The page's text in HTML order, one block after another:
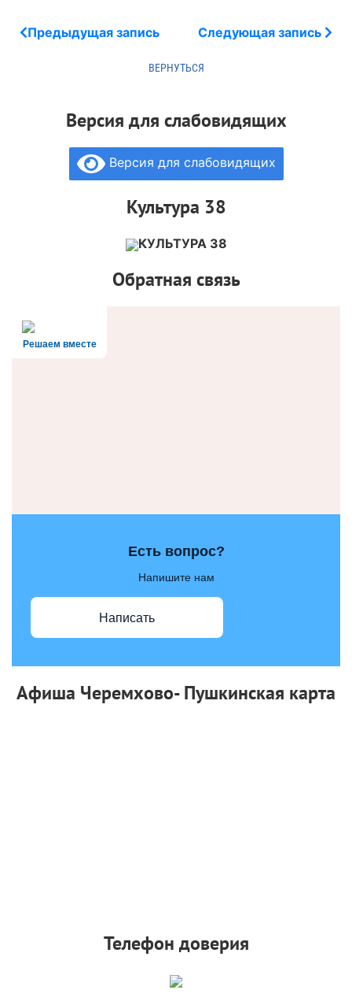
Предыдущая запись Следующая запись
Версия для слабовидящих
Версия для слабовидящих
Культура 38
КУЛЬТУРА 38
Обратная связь
Решаем вместе
Есть вопрос?
Напишите нам
Написать
Афиша Черемхово- Пушкинская карта
Телефон доверия